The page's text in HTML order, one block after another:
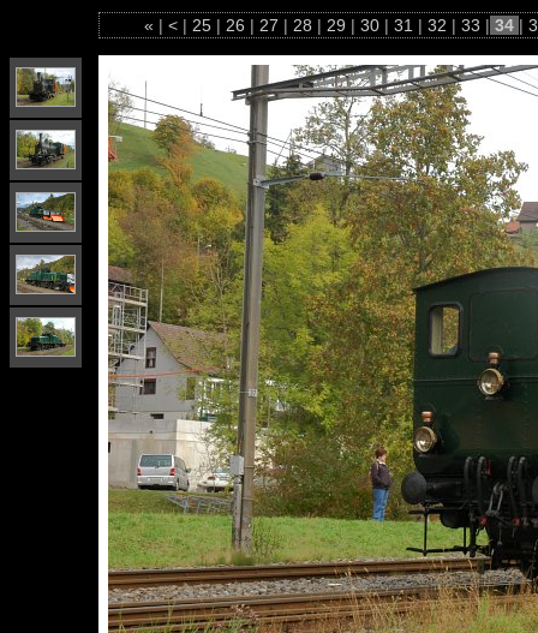
« | < | 25 | 26 | 27 | 28 | 29 | 30 | 31 | 32 | 33 | 34 |